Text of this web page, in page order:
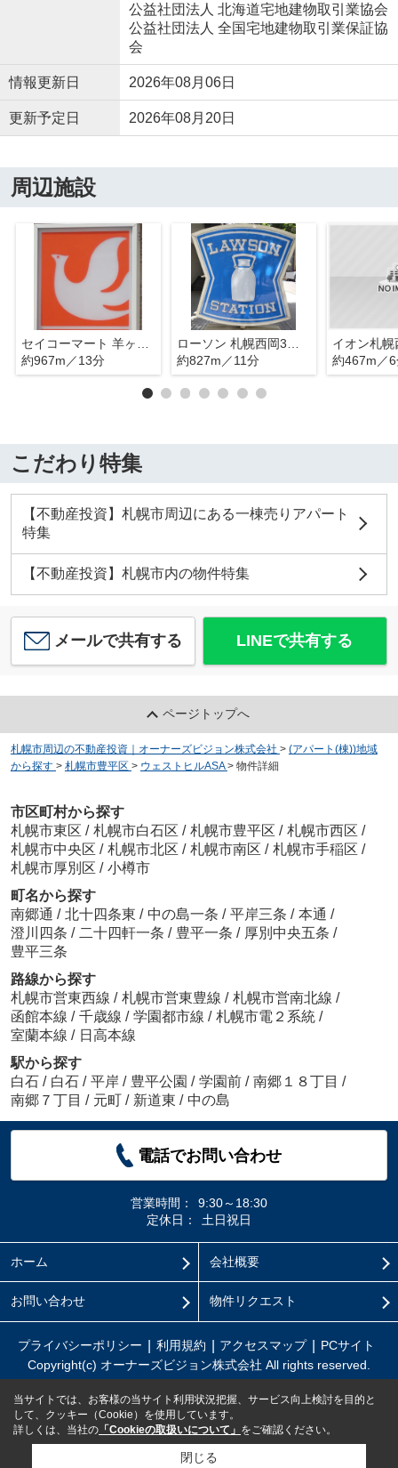
公益社団法人 北海道宅地建物取引業協会
公益社団法人 全国宅地建物取引業保証協
会
情報更新日 2026年08月06日
更新予定日 2026年08月20日
周辺施設
約967m／13分
約827m／11分
イオン札幌
約467m／
こだわり特集
【不動産投資】札幌市周辺にある一棟売りアパート
特集
【不動産投資】札幌市内の物件特集
メールで共有する LINEで共有する
ページトップへ
札幌市周辺の不動産投資｜オーナーズビジョン株式会社 > (アパート(棟))地域
から探す > 札幌市豊平区 > ウェストヒルASA > 物件詳細
市区町村から探す
札幌市東区 / 札幌市白石区 / 札幌市豊平区 / 札幌市西区 /
札幌市中央区 / 札幌市北区 / 札幌市南区 / 札幌市手稲区 /
札幌市厚別区 / 小樽市
町名から探す
南郷通 / 北十四条東 / 中の島一条 / 平岸三条 / 本通 /
澄川四条 / 二十四軒一条 / 豊平一条 / 厚別中央五条 /
豊平三条
路線から探す
札幌市営東西線 / 札幌市営東豊線 / 札幌市営南北線 /
函館本線 / 千歳線 / 学園都市線 / 札幌市電２系統 /
室蘭本線 / 日高本線
駅から探す
白石 / 白石 / 平岸 / 豊平公園 / 学園前 / 南郷１８丁目 /
南郷７丁目 / 元町 / 新道東 / 中の島
電話でお問い合わせ
営業時間：
9:30～18:30
定休日：
土日祝日
ホーム 会社概要
お問い合わせ 物件リクエスト
プライバシーポリシー 利用規約 アクセスマップ
PCサイト
Copyright(c) オーナーズビジョン株式会社 All rights reserved.
当サイトでは、お客様の当サイト利用状況把握、サービス向上検討を目的と
して、クッキー（Cookie）を使用しています。
詳しくは、当社の 「Cookieの取扱いについて」 をご確認ください。
閉じる